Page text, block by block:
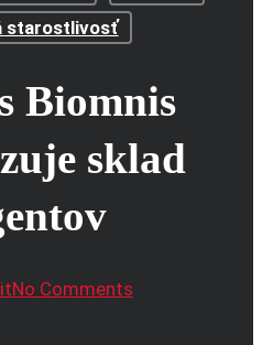
starostlivosť
Biomnis
sklad
No Comments